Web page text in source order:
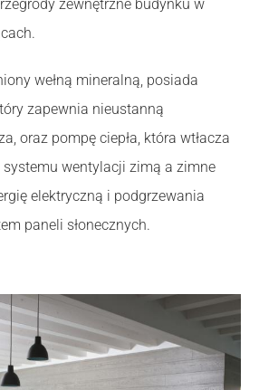
zewnętrzne budynku w
wełną mineralną, posiada
zapewnia nieustanną
oraz pompę ciepła, która wtłacza
wentylacji zimą a zimne
elektryczną i podgrzewania
paneli słonecznych.